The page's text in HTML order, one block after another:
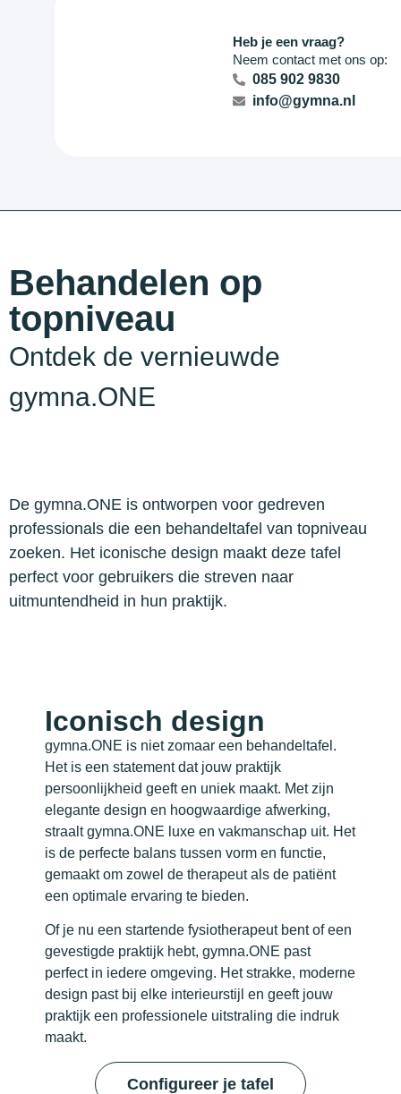
Heb je een vraag?
Neem contact met ons op:
085 902 9830
info@gymna.nl
Behandelen op
topniveau
Ontdek de vernieuwde
gymna.ONE
De gymna.ONE is ontworpen voor gedreven
professionals die een behandeltafel van topniveau
zoeken. Het iconische design maakt deze tafel
perfect voor gebruikers die streven naar
uitmuntendheid in hun praktijk.
Iconisch design
gymna.ONE is niet zomaar een behandeltafel.
Het is een statement dat jouw praktijk
persoonlijkheid geeft en uniek maakt. Met zijn
elegante design en hoogwaardige afwerking,
straalt gymna.ONE luxe en vakmanschap uit. Het
is de perfecte balans tussen vorm en functie,
gemaakt om zowel de therapeut als de patiënt
een optimale ervaring te bieden.
Of je nu een startende fysiotherapeut bent of een
gevestigde praktijk hebt, gymna.ONE past
perfect in iedere omgeving. Het strakke, moderne
design past bij elke interieurstijl en geeft jouw
praktijk een professionele uitstraling die indruk
maakt.
Configureer je tafel